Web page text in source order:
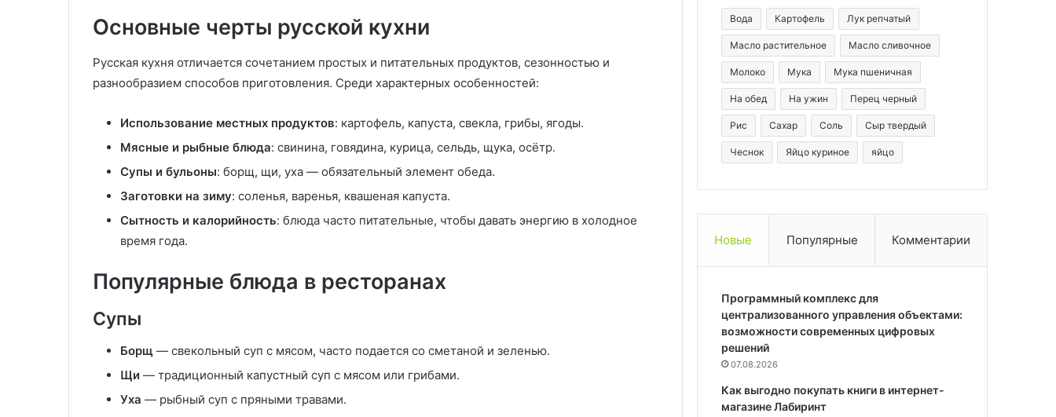
Основные черты русской кухни
Русская кухня отличается сочетанием простых и питательных продуктов, сезонностью и
разнообразием способов приготовления. Среди характерных особенностей:
Использование местных продуктов: картофель, капуста, свекла, грибы, ягоды.
Мясные и рыбные блюда: свинина, говядина, курица, сельдь, щука, осётр.
Супы и бульоны: борщ, щи, уха — обязательный элемент обеда.
Заготовки на зиму: соленья, варенья, квашеная капуста.
Сытность и калорийность: блюда часто питательные, чтобы давать энергию в холодное
время года.
Популярные блюда в ресторанах
Супы
Борщ — свекольный суп с мясом, часто подается со сметаной и зеленью.
Щи — традиционный капустный суп с мясом или грибами.
Уха — рыбный суп с пряными травами.
Вода Картофель Лук репчатый
Масло растительное Масло сливочное
Молоко Мука Мука пшеничная
На обед На ужин Перец черный
Рис Сахар Соль Сыр твердый
Чеснок Яйцо куриное яйцо
Новые Популярные Комментарии
Программный комплекс для
централизованного управления объектами:
возможности современных цифровых
решений
07.08.2026
Как выгодно покупать книги в интернет-
магазине Лабиринт